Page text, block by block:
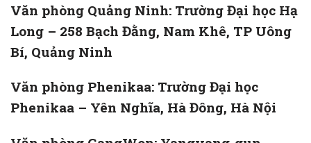
Văn phòng Quảng Ninh: Trường Đại học Hạ
Long – 258 Bạch Đằng, Nam Khê, TP Uông
Bí, Quảng Ninh
Văn phòng Phenikaa: Trường Đại học
Phenikaa – Yên Nghĩa, Hà Đông, Hà Nội